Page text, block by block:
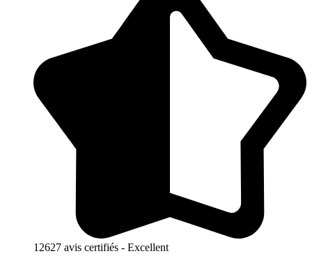
12627 avis certifiés - Excellent